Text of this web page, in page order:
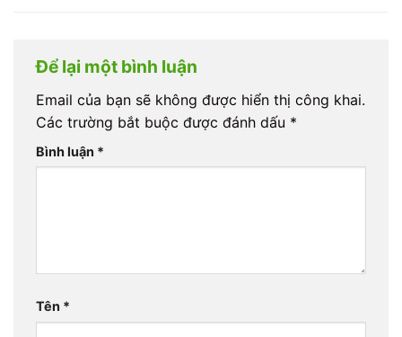
Để lại một bình luận
Email của bạn sẽ không được hiển thị công khai.
Các trường bắt buộc được đánh dấu *
Bình luận *
Tên *